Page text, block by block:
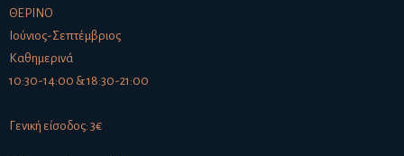
ΘΕΡΙΝΟ
Ιούνιος-Σεπτέμβριος
Καθημερινά
10:30-14:00 & 18:30-21:00
Γενική είσοδος: 3€